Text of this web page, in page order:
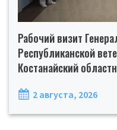
Рабочий визит
Республиканской
Костанайский
2 августа, 2026